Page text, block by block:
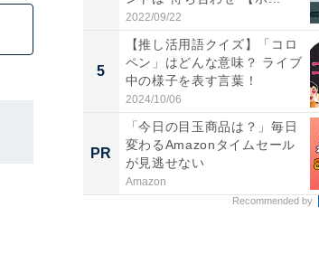
2022/09/22
5
【推し活用語クイズ】「コロ
ペン」はどんな意味？ ライブ
中の様子を表す言葉！
2024/10/06
PR
「今日の目玉商品は？」毎日
変わるAmazonタイムセール
が見逃せない
Amazon
Recommended by